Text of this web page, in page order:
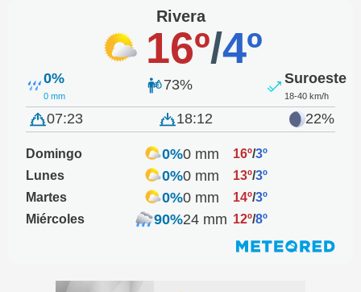
Rivera
16º/4º
0%
0 mm
73% Suroeste
18-40 km/h
07:23 18:12 22%
Domingo 0%0 mm 16º/3º
Lunes
0%0 mm 13º/3º
Martes
0%0 mm 14º/3º
Miércoles
90%24 mm 12º/8º